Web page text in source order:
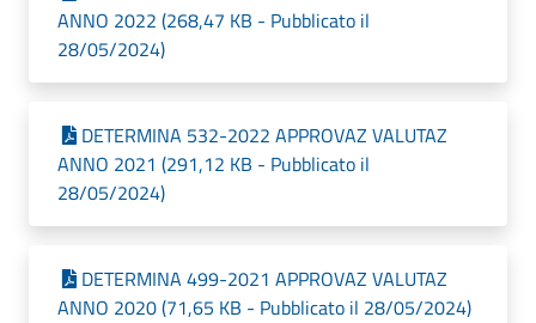
ANNO 2022 (268,47 KB - Pubblicato il
28/05/2024)
DETERMINA 532-2022 APPROVAZ VALUTAZ
ANNO 2021 (291,12 KB - Pubblicato il
28/05/2024)
DETERMINA 499-2021 APPROVAZ VALUTAZ
ANNO 2020 (71,65 KB - Pubblicato il 28/05/2024)